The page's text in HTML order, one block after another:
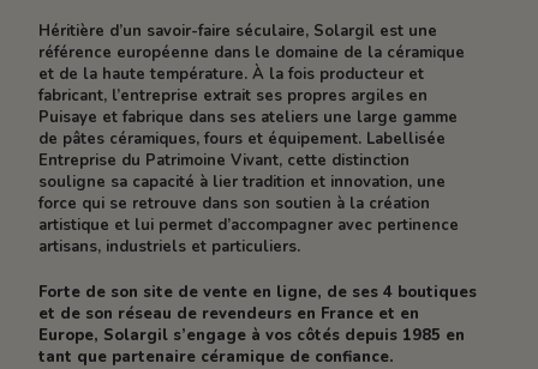
Héritière d’un savoir-faire séculaire, Solargil est une
référence européenne dans le domaine de la céramique
et de la haute température. À la fois producteur et
fabricant, l’entreprise extrait ses propres argiles en
Puisaye et fabrique dans ses ateliers une large gamme
de pâtes céramiques, fours et équipement. Labellisée
Entreprise du Patrimoine Vivant, cette distinction
souligne sa capacité à lier tradition et innovation, une
force qui se retrouve dans son soutien à la création
artistique et lui permet d’accompagner avec pertinence
artisans, industriels et particuliers.
Forte de son site de vente en ligne, de ses 4 boutiques
et de son réseau de revendeurs en France et en
Europe, Solargil s’engage à vos côtés depuis 1985 en
tant que partenaire céramique de confiance.